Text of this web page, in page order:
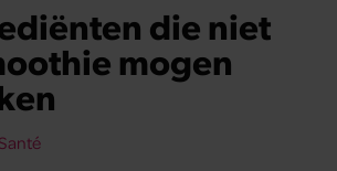
die niet
mogen